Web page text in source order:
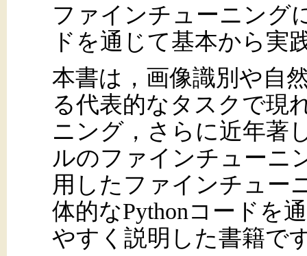
ファインチューニング
ドを通じて基本から実
本書は，画像識別や自
る代表的なタスクで現
ニング，さらに近年著
ルのファインチューニ
用したファインチュー
体的なPythonコードを
やすく説明した書籍で